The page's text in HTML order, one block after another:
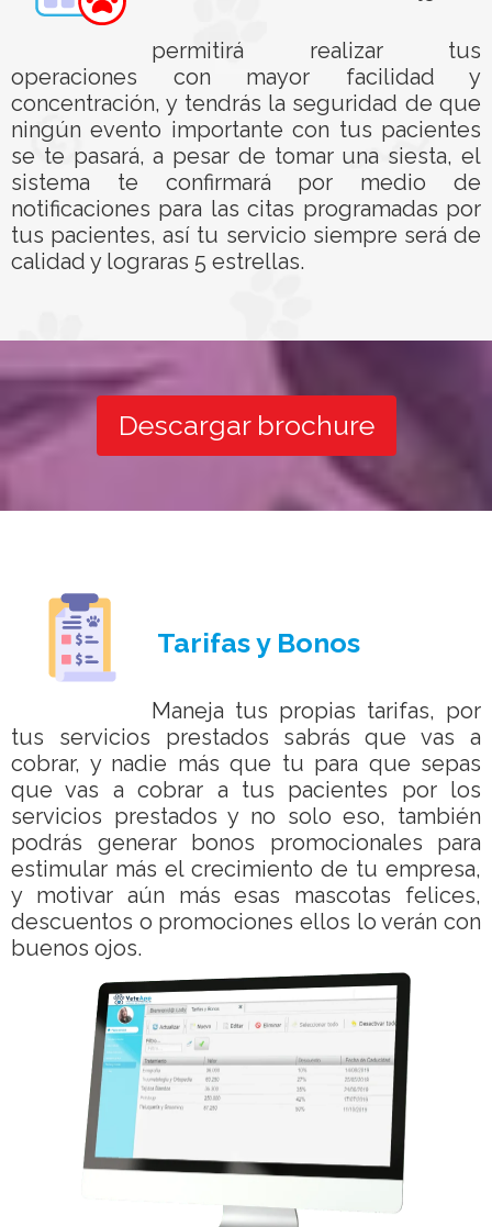
permitirá realizar tus
operaciones con mayor facilidad y
concentración, y tendrás la seguridad de que
ningún evento importante con tus pacientes
se te pasará, a pesar de tomar una siesta, el
sistema te confirmará por medio de
notificaciones para las citas programadas por
tus pacientes, así tu servicio siempre será de
calidad y lograras 5 estrellas.
Descargar brochure
Tarifas y Bonos
Maneja tus propias tarifas, por
tus servicios prestados sabrás que vas a
cobrar, y nadie más que tu para que sepas
que vas a cobrar a tus pacientes por los
servicios prestados y no solo eso, también
podrás generar bonos promocionales para
estimular más el crecimiento de tu empresa,
y motivar aún más esas mascotas felices,
descuentos o promociones ellos lo verán con
buenos ojos.